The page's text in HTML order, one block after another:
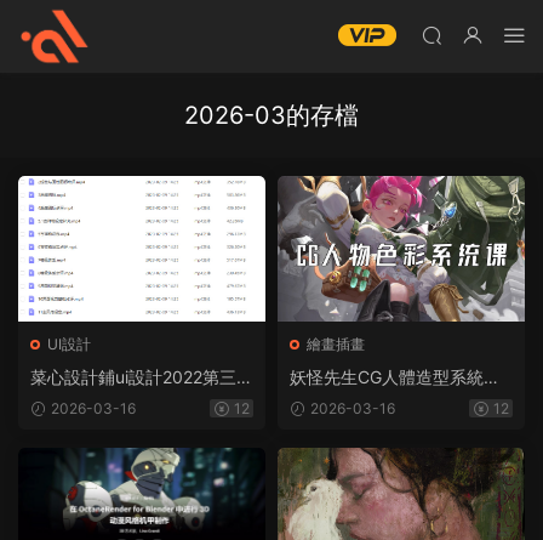
2026-03的存檔
UI設計
菜心設計鋪ui設計2022第三期
（畫質普通帶部分素材）
2026-03-16 12
繪畫插畫
妖怪先生CG人體造型系統課2
022年（高清畫質帶素材）
2026-03-16 12